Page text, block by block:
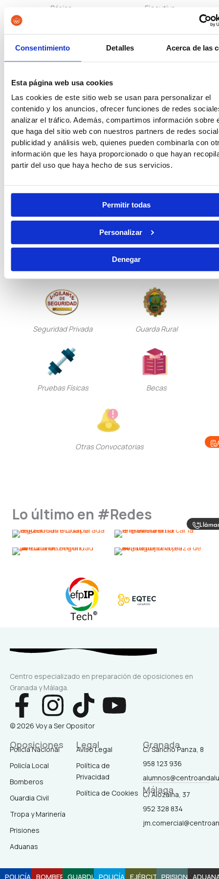
Consentimiento Detalles Acerca de las
Esta página web usa cookies
Las cookies de este sitio web se usan para personalizar el
contenido y los anuncios, ofrecer funciones de redes
analizar el tráfico. Además, compartimos información sobre
que haga del sitio web con nuestros partners de redes
publicidad y análisis web, quienes pueden combinarla con
información que les haya proporcionado o que hayan
partir del uso que haya hecho de sus servicios.
Permitir todas
Personalizar
Denegar
Básica
Ejecutiva
Vigilancia Aduanera
Instituciones
Penitenciarias
Auxilio Judicial
Gestión Procesal
Seguridad Privada Guarda Rural
Pruebas Físicas Becas
Otras Convocatorias
Lo último en #Redes
Centro especializado en preparación de oposiciones en
Granada y Málaga.
F
a
c
e
b
o
o
I
n
s
a
g
T
i
k
t
o
Y
u
© 2026 Voy a Ser Opositor
Oposiciones
Policía Nacional
Policía Local
Bomberos
Guardia Civil
Tropa y Marinería
Prisiones
Aduanas
Legal
Aviso Legal
Política de
Privacidad
Política de Cookies
Granada
C/ Sancho Panza, 8
958 123 936
Málaga
C/ Alozaina, 37
952 328 834
POLICÍA BOMBEROSGUARDIA POLICÍA EJÉRCITOPRISIONES